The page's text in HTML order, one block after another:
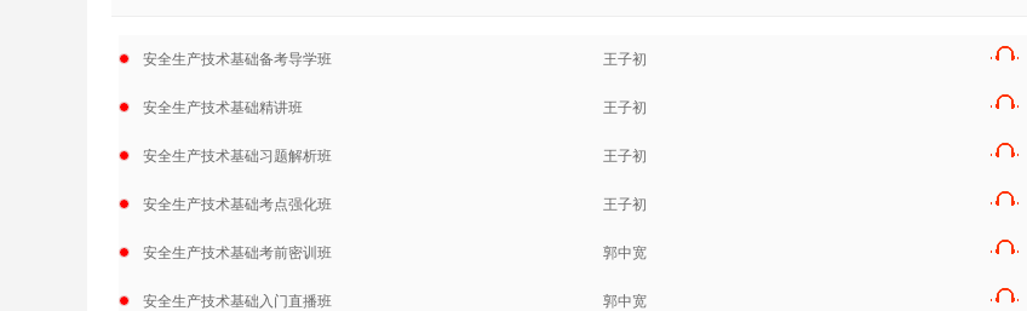
安全生产技术基础备考导学班 王子初
安全生产技术基础精讲班 王子初
安全生产技术基础习题解析班 王子初
安全生产技术基础考点强化班 王子初
安全生产技术基础考前密训班 郭中宽
安全生产技术基础入门直播班 郭中宽